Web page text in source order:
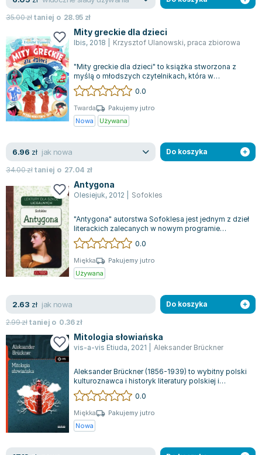
35.00złtaniej o 28.95 zł
Mity greckie dla dzieci
Ibis, 2018 Krzysztof Ulanowski, praca zbiorowa
"Mity greckie dla dzieci" to książka stworzona z
myślą o młodszych czytelnikach, która w
przystępny sposób wprowadza je w fascynuj...
0.0
Twarda
Pakujemy jutro
Nowa
Używana
6.96 zł jak nowa
34.00złtaniej o 27.04 zł
Do koszyka
Antygona
Olesiejuk, 2012 Sofokles
"Antygona" autorstwa Sofoklesa jest jednym z dzieł
literackich zalecanych w nowym programie
nauczania liceów do szczegółowego opra...
0.0
Miękka
Pakujemy jutro
Używana
2.63 zł jak nowa
2.99złtaniej o 0.36zł
Do koszyka
Mitologia słowiańska
vis-a-vis Etiuda, 2021 Aleksander Brückner
Aleksander Brückner (1856-1939) to wybitny polski
kulturoznawca i historyk literatury polskiej i
słowiańskiej. Jego dorobek naukow...
0.0
Miękka
Pakujemy jutro
Nowa